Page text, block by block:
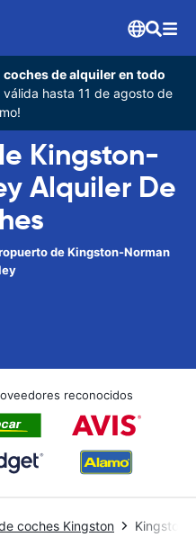
de alquiler en todo
válida hasta 11 de agosto de
Kingston-
Alquiler De
de Kingston-Norman
reconocidos
coches Kingston Kingston